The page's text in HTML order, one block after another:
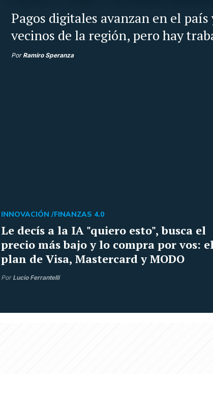
Pagos digitales avanzan en el
vecinos de la región, pero hay
Por Ramiro Speranza
Le decís a la IA "quiero esto", busca el
precio más bajo y lo compra por vos: el
plan de Visa, Mastercard y MODO
INNOVACIÓN /FINANZAS 4.0
Por Lucio Ferrantelli